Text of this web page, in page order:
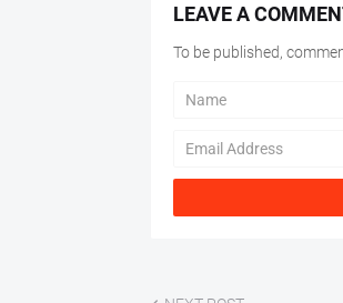
LEAVE A
To be published,